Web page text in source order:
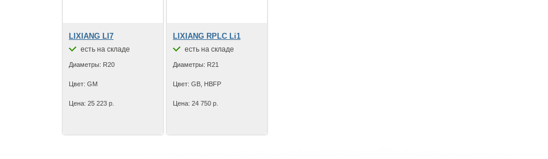
LIXIANG LI7
есть на складе
Диаметры: R20
Цвет: GM
Цена: 25 223 р.
LIXIANG RPLC Li1
есть на складе
Диаметры: R21
Цвет: GB, HBFP
Цена: 24 750 р.